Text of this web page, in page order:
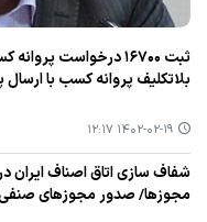
ثبت ۱۶۷۰۰ درخواست
بلاتكلیف پروانه كسب با
۱۴۰۲-۰۲-۱۹ ۱۲:۱۷
شفاف سازی اتاق اصناف
مجوزها/ صدور مجوزهای صنفی